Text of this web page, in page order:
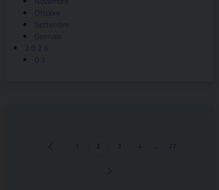
Ottobre
Settembre
Gennaio
2 0 2 6
0 3
2 …
Pagina successiva